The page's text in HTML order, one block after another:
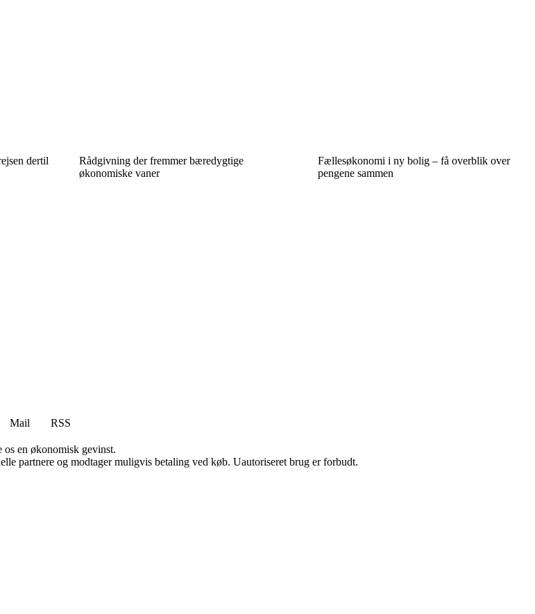
dertil
Rådgivning der fremmer bæredygtige
økonomiske vaner
Fællesøkonomi i ny bolig – få overblik over
pengene sammen
Mail
RSS
en økonomisk gevinst.
partnere og modtager muligvis betaling ved køb. Uautoriseret brug er forbudt.